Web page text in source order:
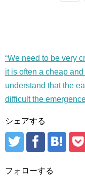
“We need to be very
it is often a cheap
understand that the
difficult the
シェアする
フォローする